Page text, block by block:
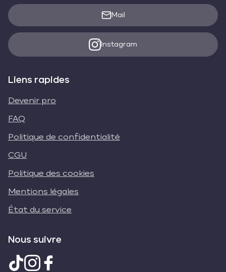
Mail
Instagram
Liens rapides
Devenir pro
FAQ
Politique de confidentialité
CGU
Politique des cookies
Mentions légales
État du service
Nous suivre